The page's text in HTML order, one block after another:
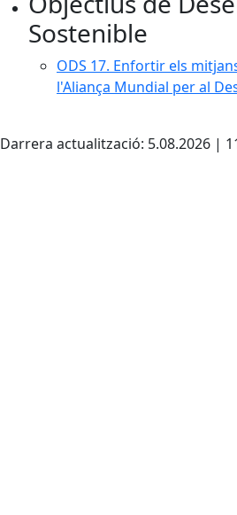
Sostenible
ODS 17. Enfortir els
l'Aliança Mundial per al
Darrera actualització: 5.08.2026 |